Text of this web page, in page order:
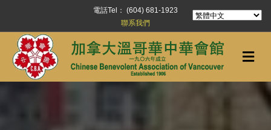
電話Tel： (604) 681-1923
聯系我們